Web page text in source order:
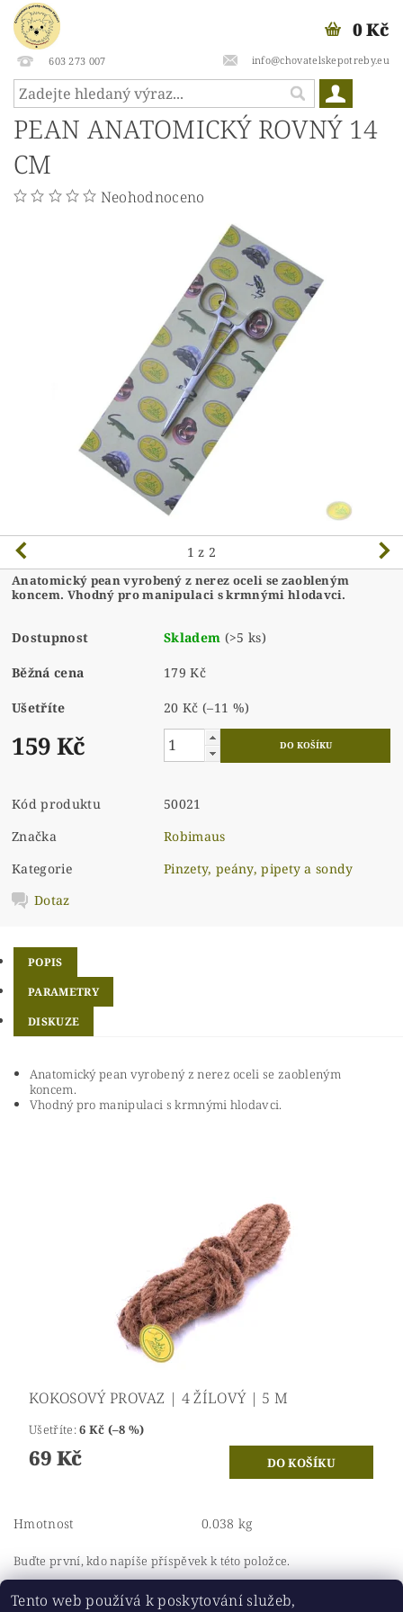
603 273 007 info@chovatelskepotreby.eu
0 Kč
PEAN ANATOMICKÝ ROVNÝ 14
CM
Neohodnoceno
1 z 2
Anatomický pean vyrobený z nerez oceli se zaobleným
koncem. Vhodný pro manipulaci s krmnými hlodavci.
Dostupnost Skladem (>5 ks)
Běžná cena 179 Kč
Ušetříte 20 Kč(–11 %)
159 Kč
Kód produktu
50021
Značka
Robimaus
Kategorie
Pinzety, peány, pipety a sondy
Dotaz
POPIS
PARAMETRY
DISKUZE
Anatomický pean vyrobený z nerez oceli se zaobleným
koncem.
Vhodný pro manipulaci s krmnými hlodavci.
KOKOSOVÝ PROVAZ | 4 ŽÍLOVÝ | 5 M
Ušetříte:6 Kč (–8 %)
69 Kč
Hmotnost 0.038 kg
Buďte první, kdo napíše příspěvek k této položce.
Přidat komentář
Tento web používá k poskytování služeb,